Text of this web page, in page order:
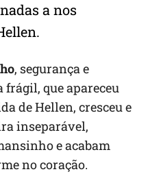
a nos
, segurança e
que apareceu
de Hellen, cresceu e
inseparável,
e acabam
no coração.